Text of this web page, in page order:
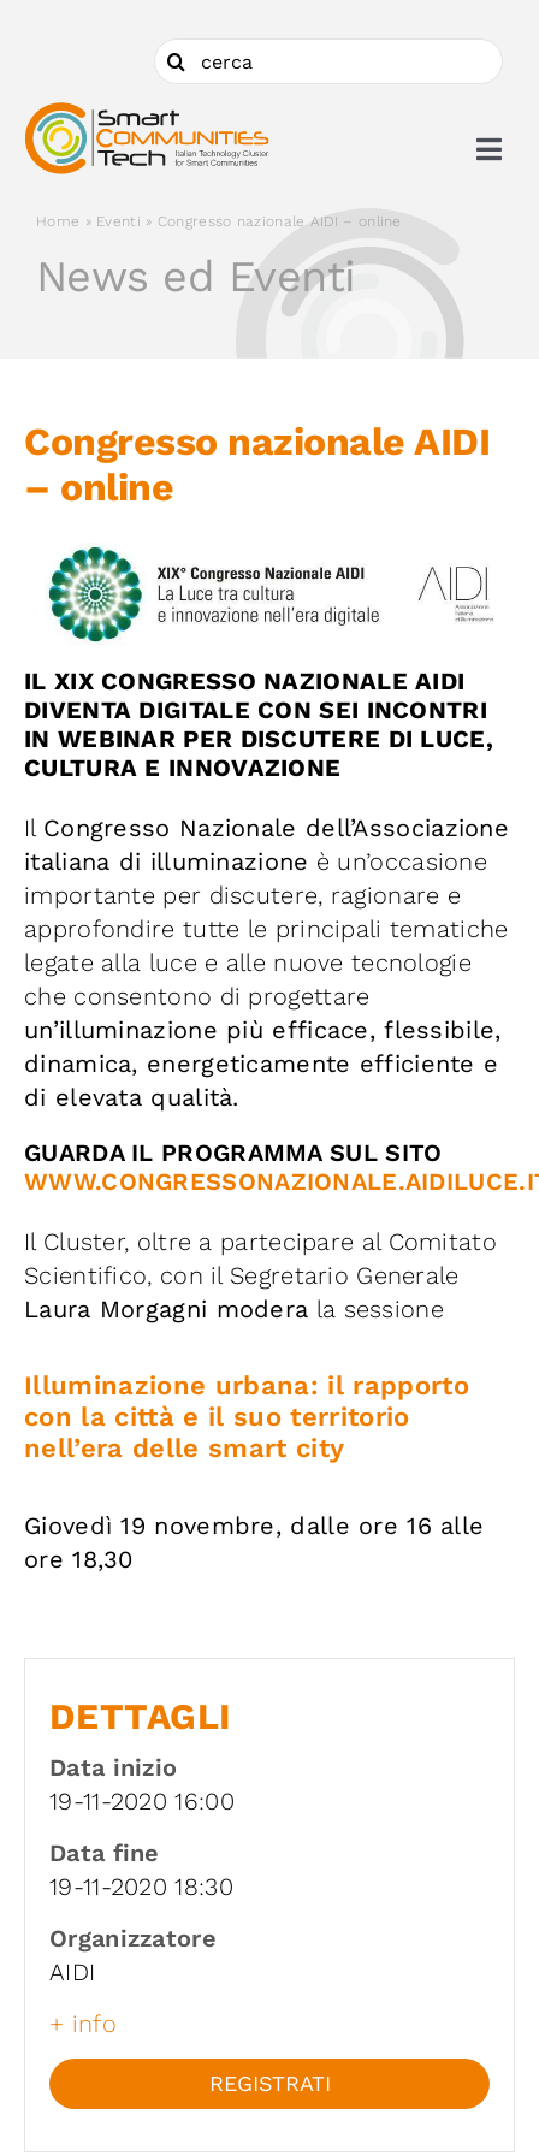
Cerca
per:
Ambiti
Iniziative
News ed Eventi
Contatti
Piattaforma SmartCommunities
Home » Eventi » Congresso nazionale AIDI – online
News ed Eventi
Congresso nazionale AIDI
– online
IL XIX CONGRESSO NAZIONALE AIDI
DIVENTA DIGITALE CON SEI INCONTRI
IN WEBINAR PER DISCUTERE DI LUCE,
CULTURA E INNOVAZIONE
Il Congresso Nazionale dell’Associazione
italiana di illuminazione è un’occasione
importante per discutere, ragionare e
approfondire tutte le principali tematiche
legate alla luce e alle nuove tecnologie
che consentono di progettare
un’illuminazione più efficace, flessibile,
dinamica, energeticamente efficiente e
di elevata qualità.
GUARDA IL PROGRAMMA SUL SITO
Il Cluster, oltre a partecipare al Comitato
Scientifico, con il Segretario Generale
Laura Morgagni modera la sessione
Illuminazione urbana: il rapporto
con la città e il suo territorio
nell’era delle smart city
Giovedì 19 novembre, dalle ore 16 alle
ore 18,30
DETTAGLI
Data inizio
19-11-2020 16:00
Data fine
19-11-2020 18:30
Organizzatore
AIDI
+ info
REGISTRATI